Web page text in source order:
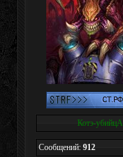
Котэ-убийцА
Сообщений: 912